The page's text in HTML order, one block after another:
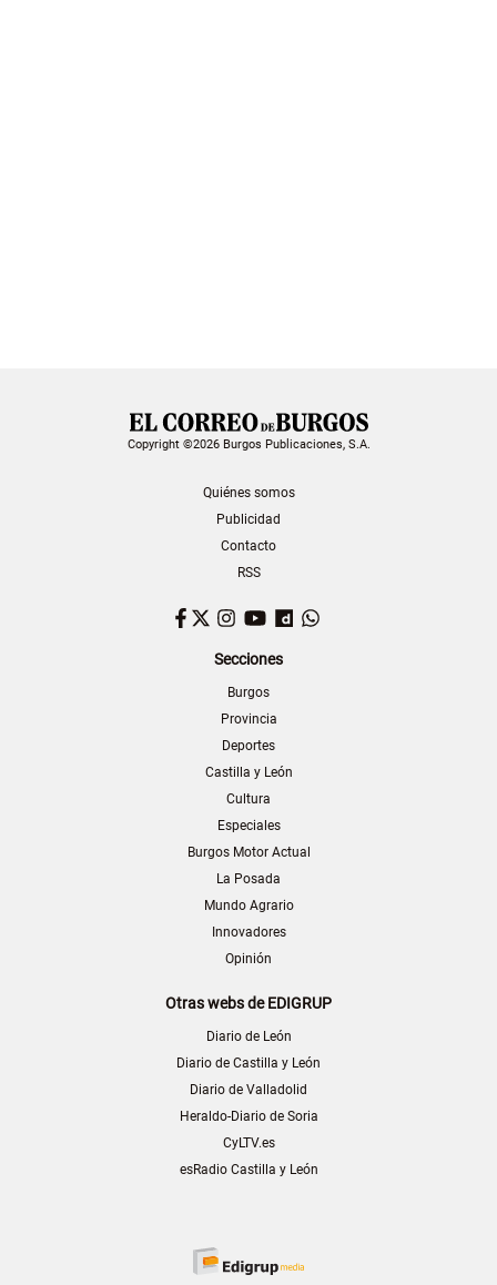
Copyright ©2026 Burgos Publicaciones, S.A.
Quiénes somos
Publicidad
Contacto
RSS
Facebook
TwitterInstagram
YouTubeDailymotion
Secciones
Burgos
Provincia
Deportes
Castilla y León
Cultura
Especiales
Burgos Motor Actual
La Posada
Mundo Agrario
Innovadores
Opinión
Otras webs de EDIGRUP
Diario de León
Diario de Castilla y León
Diario de Valladolid
Heraldo-Diario de Soria
CyLTV.es
esRadio Castilla y León